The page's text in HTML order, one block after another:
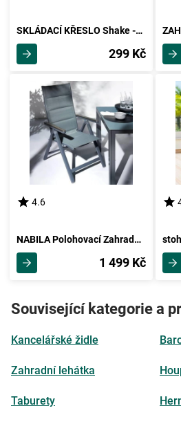
SKLÁDACÍ KŘESLO Shake -Bp--Based-
299 Kč
4.6
NABILA Polohovací Zahradní Židle
1 499 Kč
Související kategorie a
Kancelářské židle
Zahradní lehátka
Taburety